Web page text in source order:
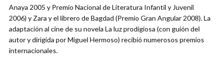
Anaya 2005 y Premio Nacional de Literatura Infantil y Juvenil
2006) y Zara y el librero de Bagdad (Premio Gran Angular 2008). La
adaptación al cine de su novela La luz prodigiosa (con guión del
autor y dirigida por Miguel Hermoso) recibió numerosos premios
internacionales.